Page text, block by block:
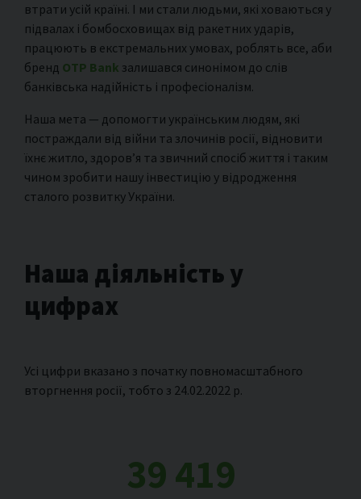
втрати усій країні. І ми стали людьми, які ховаються у
підвалах і бомбосховищах від ракетних ударів,
працюють в екстремальних умовах, роблять все, аби
бренд OTP Bank залишався синонімом до слів
банківська надійність і професіоналізм.
Наша мета — допомогти українським людям, які
постраждали від війни та злочинів росії, відновити
їхнє житло, здоров’я та звичний спосіб життя і таким
чином зробити нашу інвестицію у відродження
сталого розвитку України.
Наша діяльність у
цифрах
Усі цифри вказано з початку повномасштабного
вторгнення росії, тобто з 24.02.2022 р.
39 419